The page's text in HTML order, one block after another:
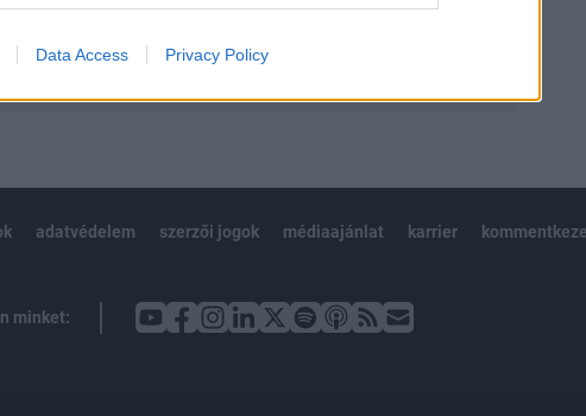
Data Access Privacy Policy
adatvédelem szerzői jogok médiaajánlat karrier
minket: